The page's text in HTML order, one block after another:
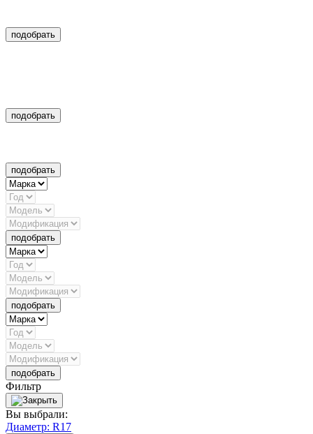
подобрать
подобрать
подобрать
подобрать
подобрать
подобрать
Фильтр
Вы выбрали:
Диаметр: R17